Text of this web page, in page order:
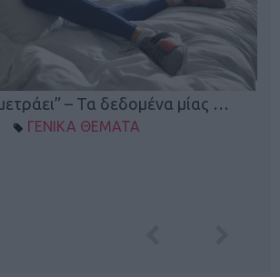
– Τα δεδομένα μίας …
ΓΕΝΙΚΑ ΘΕΜΑΤΑ